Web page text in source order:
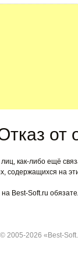
от
как-либо ещё
содержащихся на
Best-Soft.ru
2005-2026 «Best-